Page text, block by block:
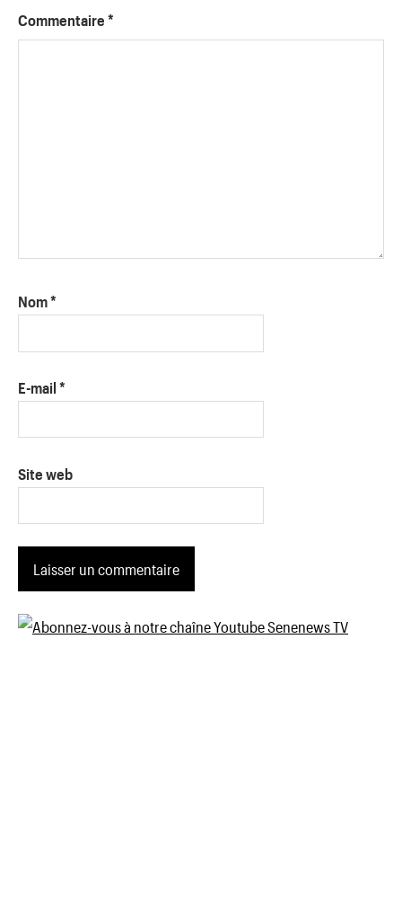
Commentaire *
Nom*
E-mail *
Site web